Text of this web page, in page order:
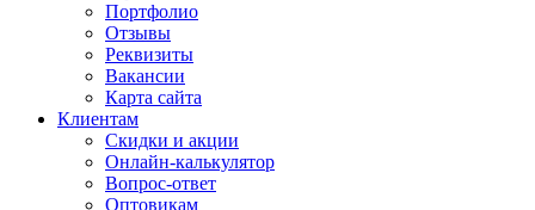
Портфолио
Отзывы
Реквизиты
Вакансии
Карта сайта
Клиентам
Скидки и акции
Онлайн-калькулятор
Вопрос-ответ
Оптовикам